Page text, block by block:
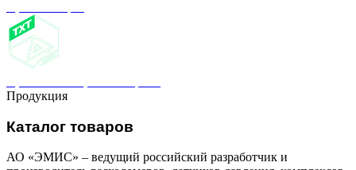
Продукция
Каталог товаров
АО «ЭМИС» – ведущий российский разработчик и